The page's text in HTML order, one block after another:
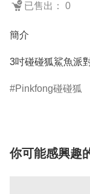
已售出： 0
簡介
3吋碰碰狐鯊魚派
Pinkfong碰碰狐
你可能感興趣